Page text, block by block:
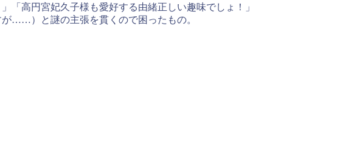
「高円宮妃久子様も愛好する由緒正しい趣味でしょ！」
が……）と謎の主張を貫くので困ったもの。